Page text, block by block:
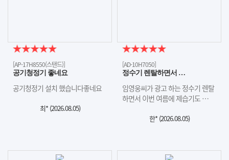
[AP-17H8550(스탠드)]
공기청정기 좋네요
공기청정기 설치 했습니다좋네요
최* (2026.08.05)
[AD-10H7050]
정수기 렌탈하면서 …
임영웅씨가 광고 하는 정수기 렌탈
하면서 이번 여름에 제습기도 …
한* (2026.08.05)